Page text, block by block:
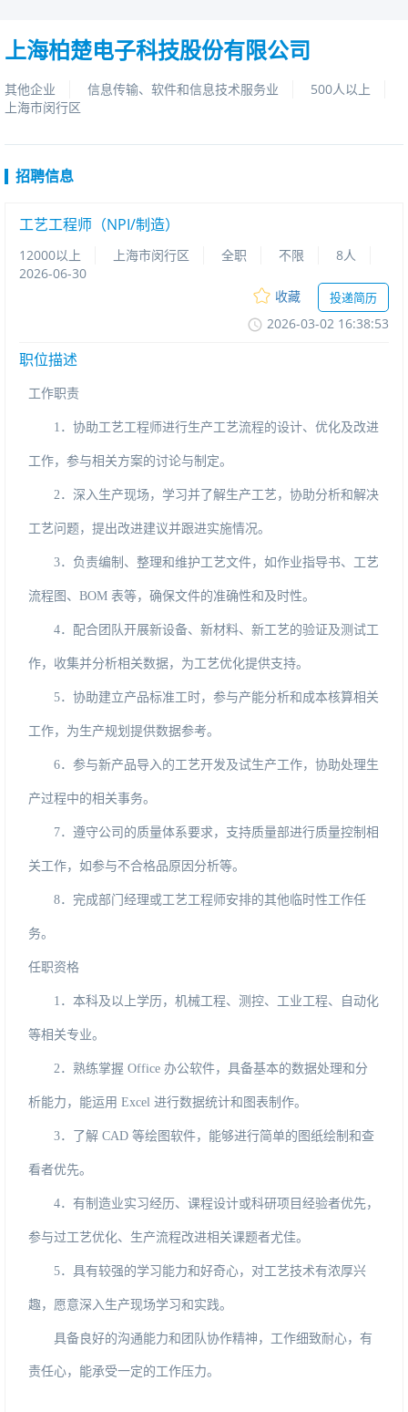
上海柏楚电子科技股份有限公司
其他企业 信息传输、软件和信息技术服务业
500人以上
上海市闵行区
招聘信息
工艺工程师（NPI/制造）
12000以上 上海市闵行区 全职 不限
8人
2026-06-30
收藏
投递简历
2026-03-0216:38:53
职位描述
工作职责
1． 协助工艺工程师进行生产工艺流程的设计、优化及改进
工作，参与相关方案的讨论与制定。
2． 深入生产现场，学习并了解生产工艺，协助分析和解决
工艺问题，提出改进建议并跟进实施情况。
3． 负责编制、整理和维护工艺文件，如作业指导书、工艺
流程图、 BOM表等，确保文件的准确性和及时性。
4． 配合团队开展新设备、新材料、新工艺的验证及测试工
作，收集并分析相关数据，为工艺优化提供支持。
5． 协助建立产品标准工时，参与产能分析和成本核算相关
工作，为生产规划提供数据参考。
6． 参与新产品导入的工艺开发及试生产工作，协助处理生
产过程中的相关事务。
7． 遵守公司的质量体系要求，支持质量部进行质量控制相
关工作，如参与不合格品原因分析等。
8． 完成部门经理或工艺工程师安排的其他临时性工作任
务。
任职资格
1． 本科及以上学历，机械工程、测控、工业工程、自动化
等相关专业。
2． 熟练掌握 Office办公软件，具备基本的数据处理和分
析能力，能运用Excel进行数据统计和图表制作。
3． 了解 CAD等绘图软件，能够进行简单的图纸绘制和查
看者优先。
4． 有制造业实习经历、课程设计或科研项目经验者优先，
参与过工艺优化、生产流程改进相关课题者尤佳。
5． 具有较强的学习能力和好奇心，对工艺技术有浓厚兴
趣，愿意深入生产现场学习和实践。
具备良好的沟通能力和团队协作精神，工作细致耐心，有
责任心，能承受一定的工作压力。